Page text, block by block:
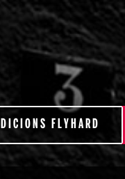
FLYHARD